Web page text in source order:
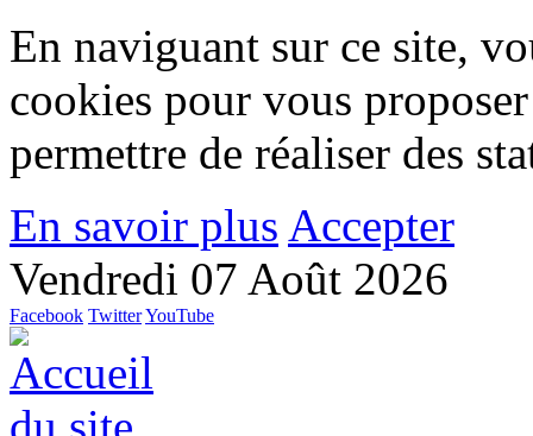
En naviguant sur ce site,
cookies pour vous
permettre de réaliser des
En savoir plus Accepter
Vendredi 07 Août 2026
Facebook TwitterYouTube